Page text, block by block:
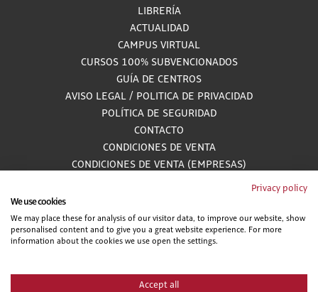
LIBRERÍA
ACTUALIDAD
CAMPUS VIRTUAL
CURSOS 100% SUBVENCIONADOS
GUÍA DE CENTROS
AVISO LEGAL / POLITICA DE PRIVACIDAD
POLÍTICA DE SEGURIDAD
CONTACTO
CONDICIONES DE VENTA
CONDICIONES DE VENTA (EMPRESAS)
900 81 33 55
Teléfono gratuito atendido por asesores especializados L-V 8:00 - 15:00
Privacy policy
We use cookies
We may place these for analysis of our visitor data, to improve our website, show
personalised content and to give you a great website experience. For more
information about the cookies we use open the settings.
Accept all